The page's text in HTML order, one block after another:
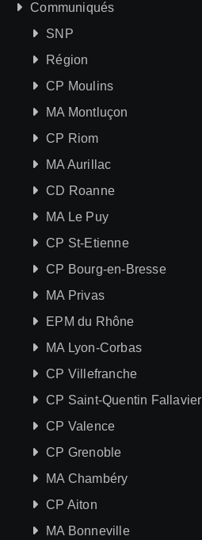
Communiqués
SNP
Région
CP Moulins
MA Montluçon
CP Riom
MA Aurillac
CD Roanne
MA Le Puy
CP St-Etienne
CP Bourg-en-Bresse
MA Privas
EPM du Rhône
MA Lyon-Corbas
CP Villefranche
CP Saint-Quentin Fallavier
CP Valence
CP Grenoble
MA Chambéry
CP Aiton
MA Bonneville